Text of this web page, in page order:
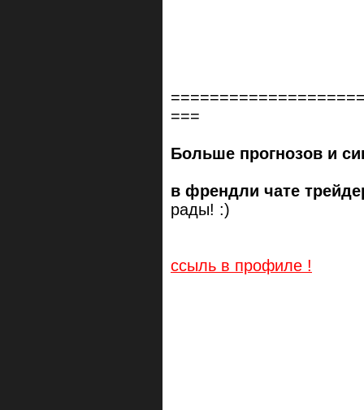
===
Больше прогнозов и
в френдли чате
рады! :)
ссыль в профиле !